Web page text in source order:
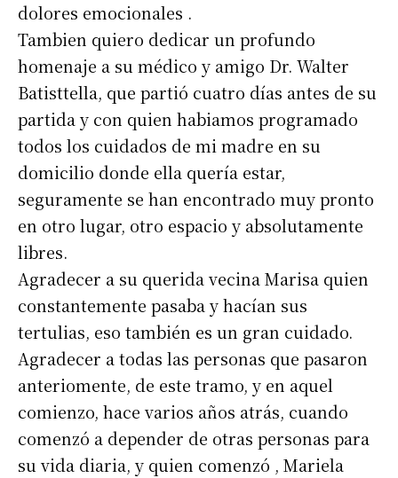
dolores emocionales .
Tambien quiero dedicar un profundo
homenaje a su médico y amigo Dr. Walter
Batisttella, que partió cuatro días antes de su
partida y con quien habiamos programado
todos los cuidados de mi madre en su
domicilio donde ella quería estar,
seguramente se han encontrado muy pronto
en otro lugar, otro espacio y absolutamente
libres.
Agradecer a su querida vecina Marisa quien
constantemente pasaba y hacían sus
tertulias, eso también es un gran cuidado.
Agradecer a todas las personas que pasaron
anteriomente, de este tramo, y en aquel
comienzo, hace varios años atrás, cuando
comenzó a depender de otras personas para
su vida diaria, y quien comenzó , Mariela